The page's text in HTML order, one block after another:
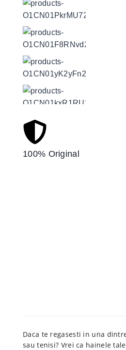
100% Original
Daca te regasesti in una
sau tenisi? Vrei ca hainele